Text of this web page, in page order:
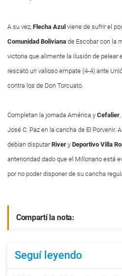
A su vez, Flecha Azul viene de sufrir el
Comunidad Boliviana de Escobar con la
victoria que alimente la ilusión de pelear
rescató un valioso empate (4-4) ante
contra los de Don Torcuato.
Completan la jornada América y Cefalier
José C. Paz en la cancha de El Porvenir.
debían disputarRiver y Deportivo Villa
anterioridad dado que el Millonario está
por no poder disponer de su cancha
Compartí la nota:
Seguí leyendo